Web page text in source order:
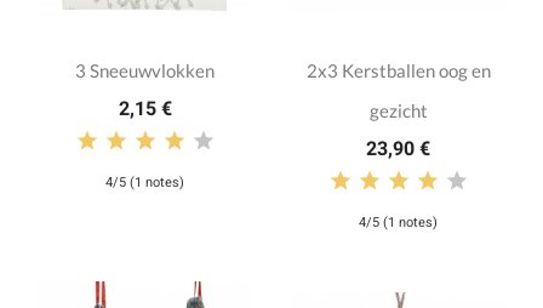
3 Sneeuwvlokken
2,15 €
4/5 (1 notes)
2x3 Kerstballen oog en
gezicht
23,90 €
4/5 (1 notes)